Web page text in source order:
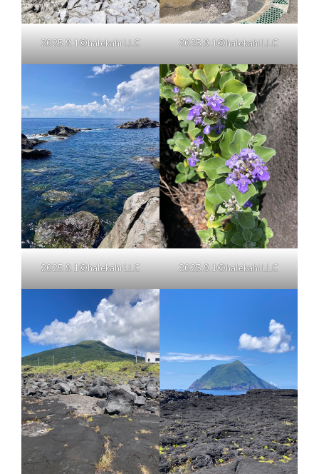
2025.9.1©halekahi LLC 2025.9.1©halekahi LLC
2025.9.1©halekahi LLC 2025.9.1©halekahi LLC